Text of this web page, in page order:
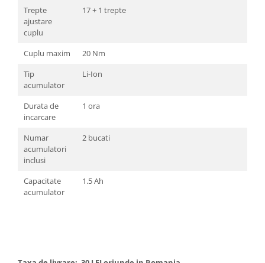
Zdrobitoare manuale
Masini de cusut si accesorii
Articole antidaunatori gradina
Sere si solarii
Suflante si aspiratoare exterior
Unelte manuale de gradina -
Folie si plase pt plante
Masini de maturat manuale
Masini batut stalpi
Trepte
ajustare
cuplu
17 + 1 trepte
Cuplu maxim
20 Nm
Tip
acumulator
Li-Ion
Durata de
incarcare
1 ora
Numar
acumulatori
inclusi
2 bucati
Capacitate
acumulator
1.5 Ah